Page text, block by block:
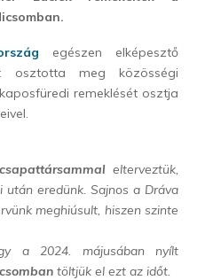
egészen elképesztő
osztotta meg közösségi
remeklését osztja
elterveztük,
után eredünk. Sajnos a Dráva
meghiúsult, hiszen szinte
a 2024. májusában nyílt
töltjük el ezt az időt.